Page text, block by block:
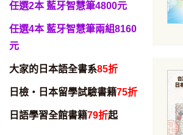
任選2本 藍牙智慧筆4800元
任選4本 藍牙智慧筆兩組8160
元
大家的日本語全書系85折
日檢・日本留學試驗書籍75折
日語學習全館書籍79折起